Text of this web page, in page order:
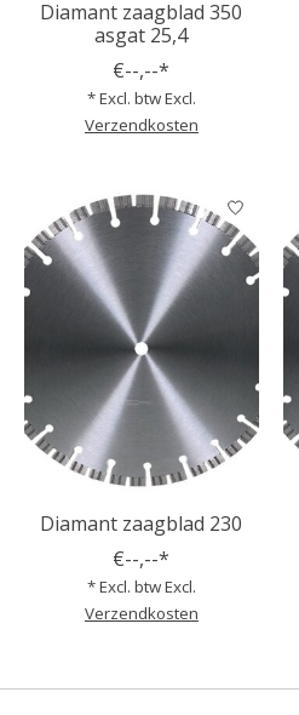
Diamant zaagblad 350
asgat 25,4
€--,--*
* Excl. btw Excl.
Verzendkosten
Diamant zaagblad 230
€--,--*
* Excl. btw Excl.
Verzendkosten